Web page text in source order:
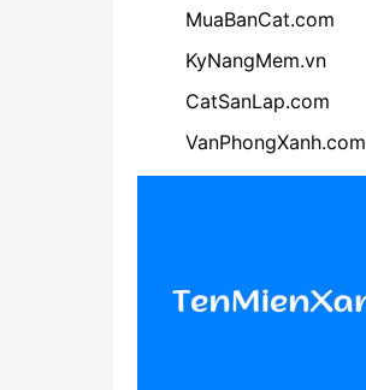
MuaBanCat.com
KyNangMem.vn
CatSanLap.com
VanPhongXanh.com